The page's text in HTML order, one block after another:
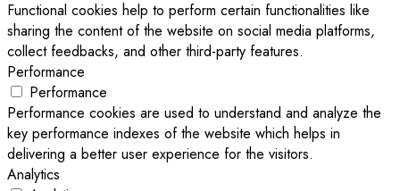
Functional cookies help to perform certain functionalities like
sharing the content of the website on social media platforms,
collect feedbacks, and other third-party features.
Performance
Performance
Performance cookies are used to understand and analyze the
key performance indexes of the website which helps in
delivering a better user experience for the visitors.
Analytics